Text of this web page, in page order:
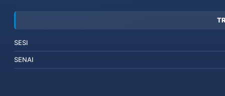
SESI
SENAI